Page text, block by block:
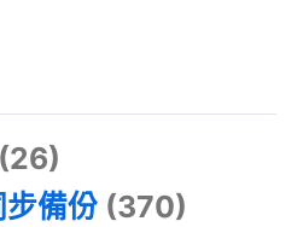
(26)
備份 (370)